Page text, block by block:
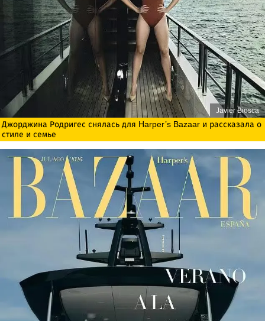
Javier Biosca
Джорджина Родригес снялась для Harper’s Bazaar и рассказала о
стиле и семье